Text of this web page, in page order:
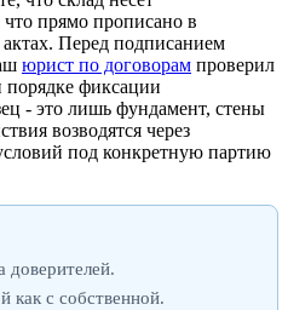
что прямо прописано в
Перед подписанием
юрист по договорам проверил
порядке фиксации
- это лишь фундамент, стены
возводятся через
под конкретную партию
как с собственной.